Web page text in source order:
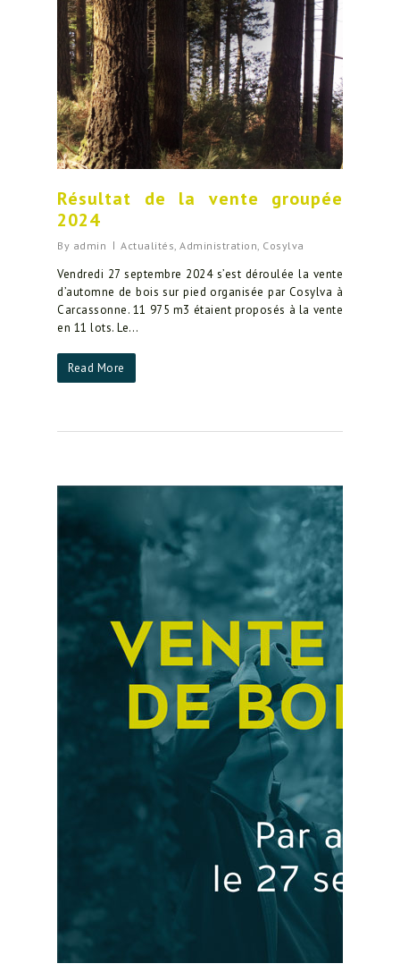
Résultat de la vente groupée
2024
By admin Actualités Administration Cosylva
Vendredi 27 septembre 2024 s’est déroulée la vente
d’automne de bois sur pied organisée par Cosylva à
Carcassonne. 11 975 m3 étaient proposés à la vente
en 11 lots. Le…
Read More